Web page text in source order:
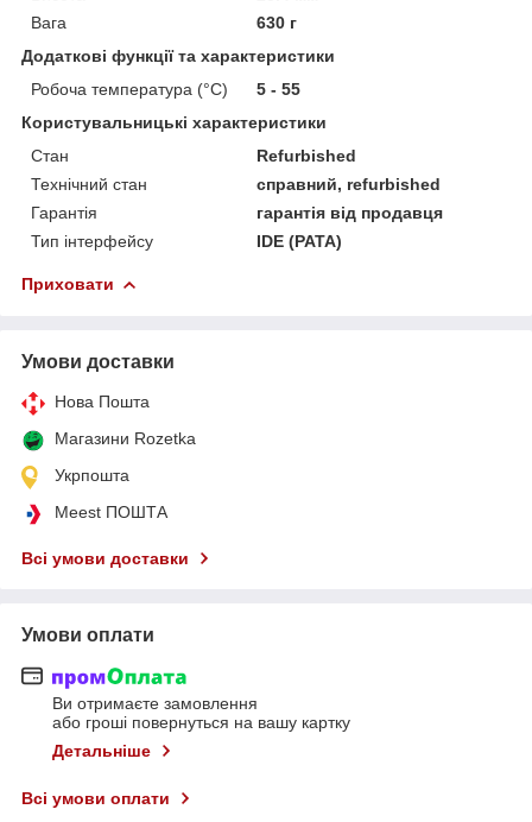
Вага
630 г
Додаткові функції та характеристики
Робоча температура (°C)
5 - 55
Користувальницькі характеристики
Стан
Refurbished
Технічний стан
справний, refurbished
Гарантія
гарантія від продавця
Тип інтерфейсу
IDE (PATA)
Приховати
Умови доставки
Нова Пошта
Магазини Rozetka
Укрпошта
Meest ПОШТА
Всі умови доставки
Умови оплати
Ви отримаєте замовлення
або гроші повернуться на вашу картку
Детальніше
Всі умови оплати